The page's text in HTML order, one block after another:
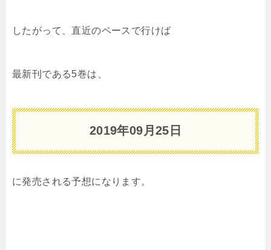
したがって、直近のペースで行けば
最新刊である5巻は、
2019年09 月25日
に発売される予想になります。